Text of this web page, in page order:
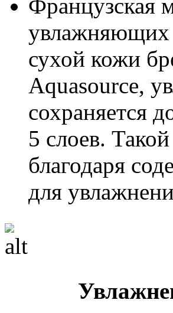
Французская
увлажняющих
сухой кожи
Aquasource,
сохраняется
5 слоев.
благодаря
для